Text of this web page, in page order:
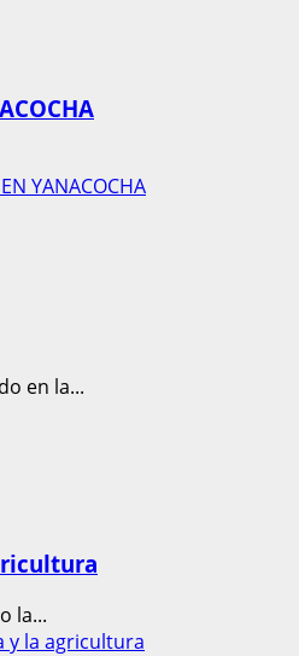
YANACOCHA
en la...
la...
y la agricultura